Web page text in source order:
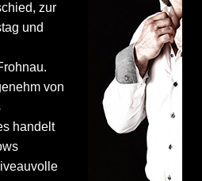
zur
und
von
handelt